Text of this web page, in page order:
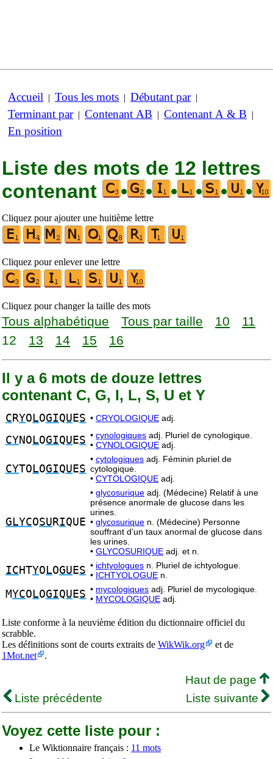
Accueil | Tous les mots | Débutant par|
Terminant par| Contenant AB | Contenant A & B |
En position
Liste des mots de 12 lettres
contenant
• • • • • •
Cliquez pour ajouter une huitième lettre
Cliquez pour enlever une lettre
Cliquez pour changer la taille des mots
Tous alphabétique Tous par taille 10
11
12
13 14 15 16
Il y a 6 mots de douze lettres
contenant C, G, I, L, S, U et Y
C RYO LOGIQU ES • CRYOLOGIQUE adj.
CYNO LOGIQU ES • cynologiques adj. Pluriel de cynologique.
• CYNOLOGIQUE adj.
CYTO LOGIQU ES
• cytologiques adj. Féminin pluriel de
cytologique.
• CYTOLOGIQUE adj.
GLYCOSU RIQUE
• glycosurique adj. (Médecine) Relatif à une
présence anormale de glucose dans les
urines.
• glycosurique n. (Médecine) Personne
souffrant d’un taux anormal de glucose dans
les urines.
• GLYCOSURIQUE adj. et n.
IC HTYO LOGU ES • ichtyologues n. Pluriel de ichtyologue.
• ICHTYOLOGUE n.
MYCO LOGIQU ES • mycologiques adj. Pluriel de mycologique.
• MYCOLOGIQUE adj.
Liste conforme à la neuvième édition du dictionnaire officiel du
scrabble.
Les définitions sont de courts extraits de WikWik.org
et de
1Mot.net
.
Haut de page
Liste précédente
Liste suivante
Voyez cette liste pour :
Le Wiktionnaire français : 11 mots